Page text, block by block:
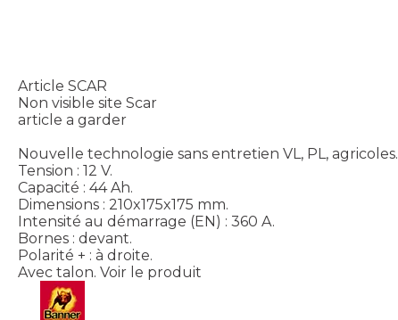
Article SCAR
Non visible site Scar
article a garder
Nouvelle technologie sans entretien VL, PL, agricoles.
Tension : 12 V.
Capacité : 44 Ah.
Dimensions : 210x175x175 mm.
Intensité au démarrage (EN) : 360 A.
Bornes : devant.
Polarité + : à droite.
Avec talon. Voir le produit